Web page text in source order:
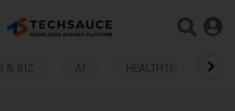
& BIZ AI HEALTHTECH